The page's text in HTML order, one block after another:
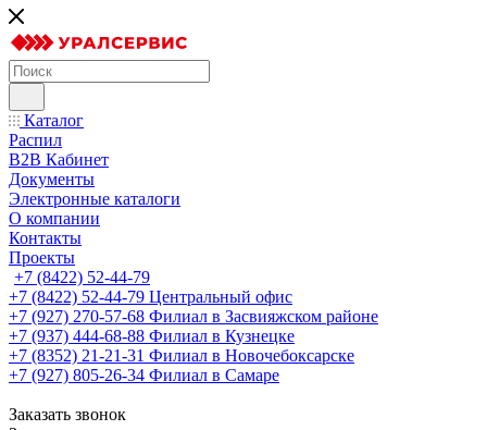
Каталог
Распил
B2B Кабинет
Документы
Электронные каталоги
О компании
Контакты
Проекты
+7 (8422) 52-44-79
+7 (8422) 52-44-79 Центральный офис
+7 (927) 270-57-68 Филиал в Засвияжском районе
+7 (937) 444-68-88 Филиал в Кузнецке
+7 (8352) 21-21-31 Филиал в Новочебоксарске
+7 (927) 805-26-34 Филиал в Самаре
Заказать звонок